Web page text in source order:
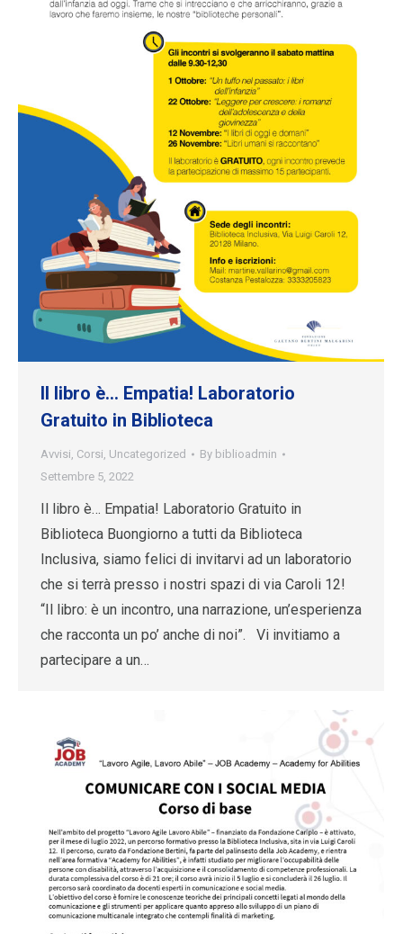
Il libro è… Empatia! Laboratorio
Gratuito in Biblioteca
Avvisi, Corsi, Uncategorized By biblioadmin
Settembre 5, 2022
Il libro è… Empatia! Laboratorio Gratuito in
Biblioteca Buongiorno a tutti da Biblioteca
Inclusiva, siamo felici di invitarvi ad un laboratorio
che si terrà presso i nostri spazi di via Caroli 12!
“Il libro: è un incontro, una narrazione, un’esperienza
che racconta un po’ anche di noi”. Vi invitiamo a
partecipare a un…